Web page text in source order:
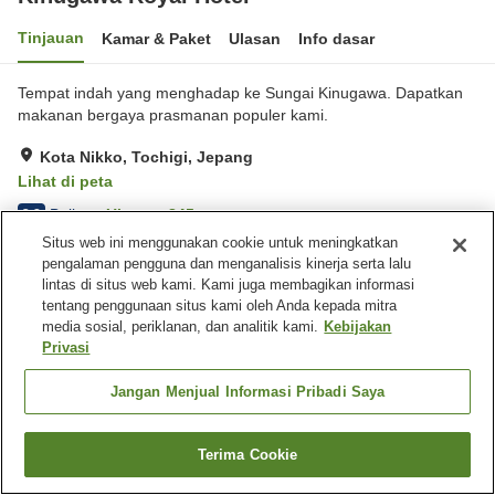
Tinjauan Kamar & Paket Ulasan Info dasar
Tempat indah yang menghadap ke Sungai Kinugawa. Dapatkan
makanan bergaya prasmanan populer kami.
Kota Nikko, Tochigi, Jepang
Lihat di peta
3.8 Baik Ulasan:845
Fasilitas properti
Tempat parkir
Sauna
Spa / Salon kecantikan
Kolam renang
Jepang Tochigi Kota Nikko Kinugawa Royal Hotel
Cari kamar
Situs web ini menggunakan cookie untuk meningkatkan
pengalaman pengguna dan menganalisis kinerja serta lalu
lintas di situs web kami. Kami juga membagikan informasi
tentang penggunaan situs kami oleh Anda kepada mitra
media sosial, periklanan, dan analitik kami. Kebijakan
Privasi
Jangan Menjual Informasi Pribadi Saya
Terima Cookie